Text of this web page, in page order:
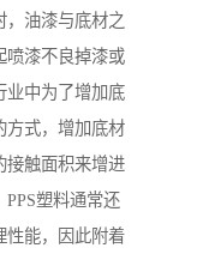
，油漆与底材之
喷漆不良掉漆或
业中为了增加底
方式，增加底材
接触面积来增进
塑料通常还
性能，因此附着